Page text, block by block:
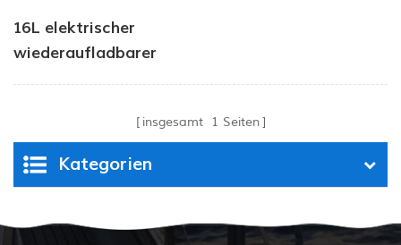
16L elektrischer
wiederaufladbarer
Pumpensprüher
insgesamt 1 Seiten
Kategorien